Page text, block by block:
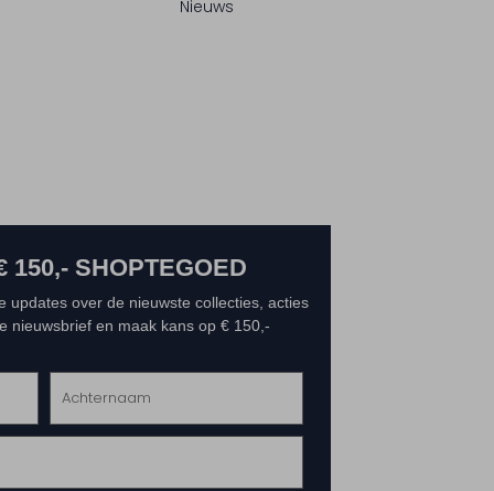
Nieuws
150,- SHOPTEGOED
updates over de nieuwste collecties, acties
nieuwsbrief en maak kans op € 150,-